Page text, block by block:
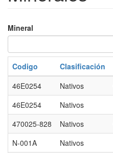
Mineral
Codigo Clasificación
46E0254
Nativos
46E0254
Nativos
470025-828
Nativos
N-001A
Nativos